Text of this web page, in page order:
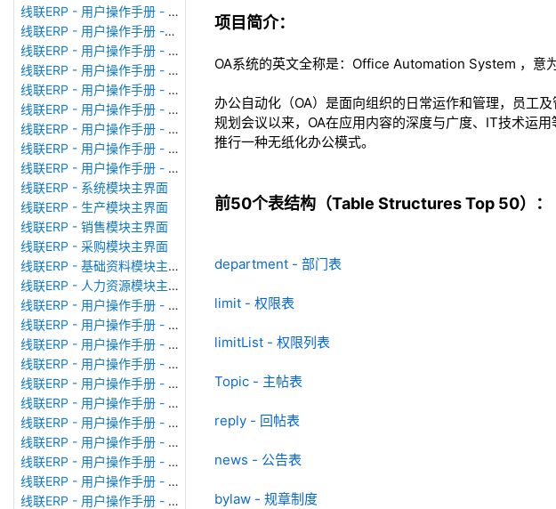
线联ERP - 用户操作手册 - 功能菜单
线联ERP - 用户操作手册 -分配临时角色
线联ERP - 用户操作手册 - 组织架构
线联ERP - 用户操作手册 - 用户管理
线联ERP - 用户操作手册 - 角色/岗位管理
线联ERP - 用户操作手册 - 暂估入库明细表
线联ERP - 用户操作手册 - 物料收发明细表
线联ERP - 用户操作手册 - 即时库存余额表
线联ERP - 用户操作手册 - 库存账龄分析表
线联ERP - 系统模块主界面
线联ERP - 生产模块主界面
线联ERP - 销售模块主界面
线联ERP - 采购模块主界面
线联ERP - 基础资料模块主界面
线联ERP - 人力资源模块主界面
线联ERP - 用户操作手册 - 个人考勤报表（横向）
线联ERP - 用户操作手册 - 部门考勤报表
线联ERP - 用户操作手册 - 个人考勤报表
线联ERP - 用户操作手册 - 考勤计算
线联ERP - 用户操作手册 - 节假日管理
线联ERP - 用户操作手册 - 请假管理
线联ERP - 用户操作手册 - 补卡管理
线联ERP - 用户操作手册 - 考勤设备管理
线联ERP - 用户操作手册 - 考勤参数配置
线联ERP - 用户操作手册 - 考勤设备绑定
线联ERP - 用户操作手册 - 员工档案
项目简介：
OA系统的英文全称是：Office Automation System ，意
办公自动化（OA）是面向组织的日常运作和管理，员工
规划会议以来，OA在应用内容的深度与广度、IT技术运
推行一种无纸化办公模式。
前50个表结构（Table Structures Top 50）：
department - 部门表
limit - 权限表
limitList - 权限列表
Topic - 主帖表
reply - 回帖表
news - 公告表
bylaw - 规章制度